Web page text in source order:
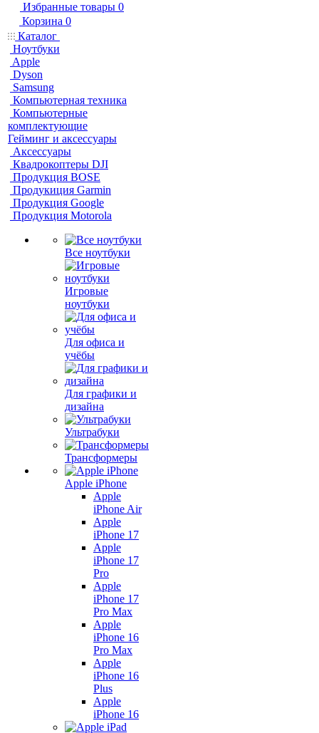
Избранные товары 0
Корзина 0
Каталог
Ноутбуки
Apple
Dyson
Samsung
Компьютерная техника
Компьютерные
комплектующие
Гейминг и аксессуары
Аксессуары
Квадрокоптеры DJI
Продукция BOSE
Продукиция Garmin
Продукция Google
Продукция Motorola
Все ноутбуки
Игровые
ноутбуки
Для офиса и
учёбы
Для графики и
дизайна
Ультрабуки
Трансформеры
Apple iPhone
Apple
iPhone Air
Apple
iPhone 17
Apple
iPhone 17
Pro
Apple
iPhone 17
Pro Max
Apple
iPhone 16
Pro Max
Apple
iPhone 16
Plus
Apple
iPhone 16